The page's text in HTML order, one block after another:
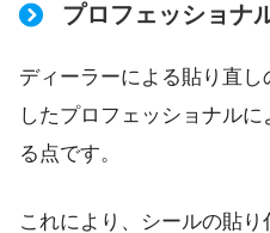
プロフェッショナ
ディーラーによる貼り直
したプロフェッショナル
る点です。
これにより、シールの貼